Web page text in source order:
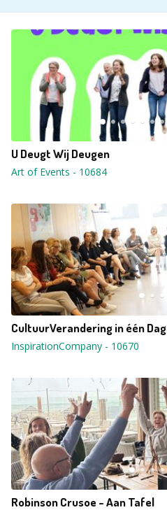
U Deugt Wij Deugen
Art of Events - 10684
CultuurVerandering in één Dag
InspirationCompany - 10670
Robinson Crusoe - Aan Tafel